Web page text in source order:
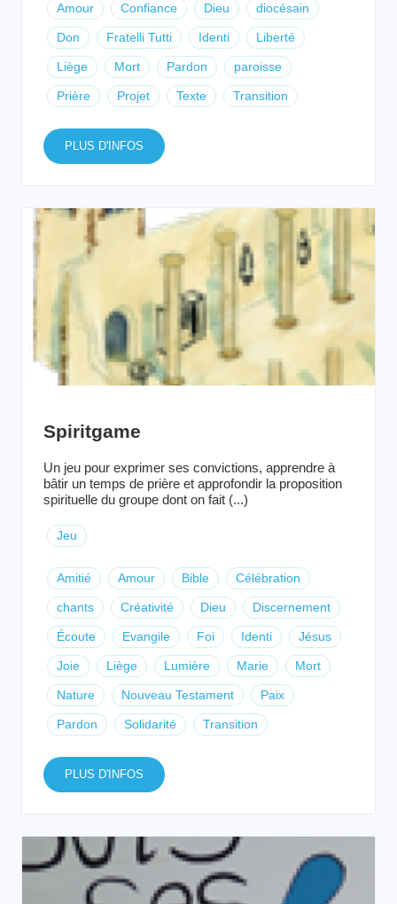
Amour Confiance Dieu diocésain
Don Fratelli Tutti Identi Liberté
Liège Mort Pardon paroisse
Prière Projet Texte Transition
PLUS D'INFOS
Spiritgame
Un jeu pour exprimer ses convictions, apprendre à
bâtir un temps de prière et approfondir la proposition
spirituelle du groupe dont on fait (...)
Jeu
Amitié Amour Bible Célébration
chants Créativité Dieu Discernement
Écoute Evangile Foi Identi Jésus
Joie Liège Lumière Marie Mort
Nature Nouveau Testament Paix
Pardon Solidarité Transition
PLUS D'INFOS